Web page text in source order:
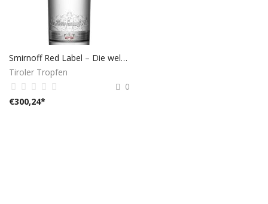
Smirnoff Red Label – Die weltbekannte Vodka-Ikone (0,7L, 37,5% Vol.)
Tiroler Tropfen
0
€300,24*